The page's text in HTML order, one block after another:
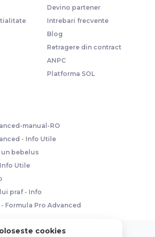
Devino partener
Intrebari frecvente
Blog
Retragere din contract
ANPC
Platforma SOL
manual-RO
- Info Utile
un bebelus
Utile
praf - Info
Formula Pro Advanced
cookies